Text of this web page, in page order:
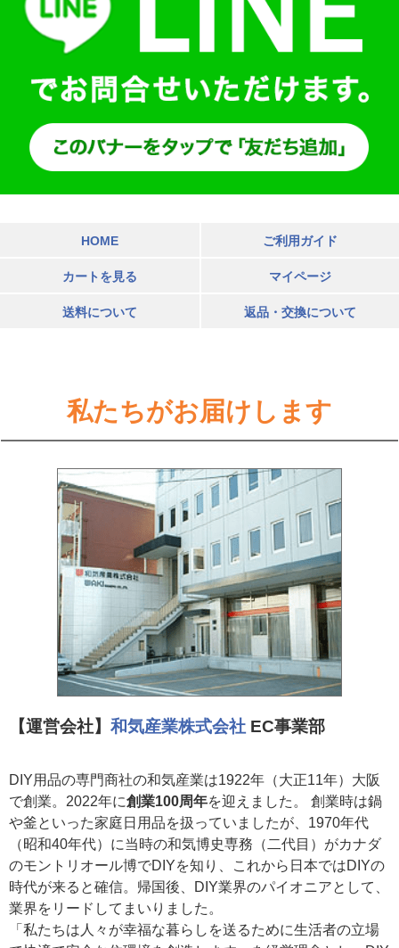
HOME ご利用ガイド
カートを見る マイページ
送料について 返品・交換について
私たちがお届けします
【運営会社】 和気産業株式会社 EC事業部
DIY用品の専門商社の和気産業は1922年（大正11年）大阪
で創業。2022年に創業100周年を迎えました。 創業時は鍋
や釜といった家庭日用品を扱っていましたが、1970年代
（昭和40年代）に当時の和気博史専務（二代目）がカナダ
のモントリオール博でDIYを知り、これから日本ではDIYの
時代が来ると確信。帰国後、DIY業界のパイオニアとして、
業界をリードしてまいりました。
「私たちは人々が幸福な暮らしを送るために生活者の立場